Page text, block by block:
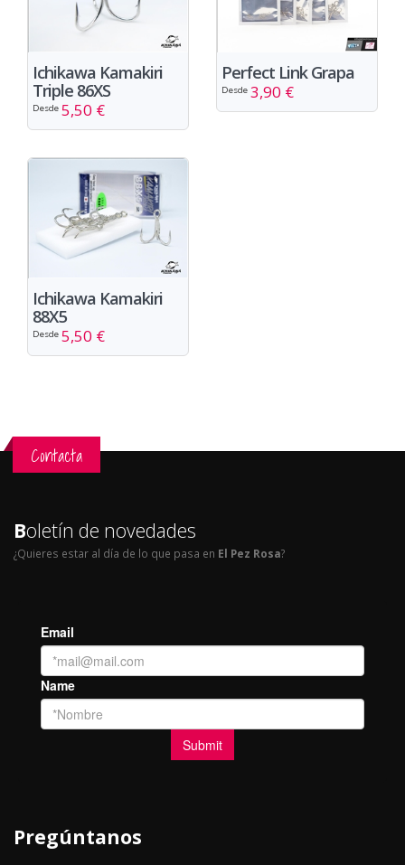
Ichikawa Kamakiri
Triple 86XS
Desde 5,50 €
Perfect Link Grapa
Desde 3,90 €
Ichikawa Kamakiri
88X5
Desde 5,50 €
Contacta
Boletín de novedades
¿Quieres estar al día de lo que pasa en El Pez Rosa?
Pregúntanos